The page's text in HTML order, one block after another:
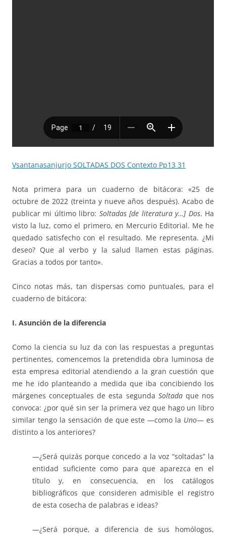
Vsantanasanjurjo SOLTADAS DOS Contexto Pp13 31
Nota primera para un cuaderno de bitácora: «25 de
octubre de 2022 (treinta y nueve años después). Acabo de
publicar mi último libro: Soltadas [de literatura y…] Dos. Ha
visto la luz, como el primero, en Mercurio Editorial. Me he
quedado satisfecho con el resultado. Me representa. ¿Mi
deseo? Que al verbo y la salud llamen estas páginas.
Gracias a todos por tanto».
Cinco notas más, tan dispersas como puntuales, para el
cuaderno de bitácora:
I. Asunción de la diferencia
Como la ciencia su luz da con las respuestas a preguntas
pertinentes, comencemos la pretendida obra luminosa de
esta empresa editorial atendiendo a la gran cuestión que
me he ido planteando a medida que iba concibiendo los
márgenes conceptuales de esta segunda Soltadaque nos
convoca: ¿por qué sin ser la primera vez que hago un libro
similar tengo la sensación de que este —como la Uno— es
distinto a los anteriores?
—¿Será quizás porque concedo a la voz “soltadas” la
entidad suficiente como para que aparezca en el
título y, en consecuencia, en los catálogos
bibliográficos que consideren admisible el registro
de esta cosecha de palabras e ideas?
—¿Será porque, a diferencia de sus homólogos,